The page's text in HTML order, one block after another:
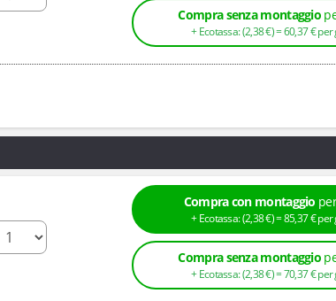
Compra senza montaggio
+ Ecotassa: (2,38€ ) =60,37€per
Compra con montaggio
+ Ecotassa: (2,38€ ) =85,37€per
Compra senza montaggio
+ Ecotassa: (2,38€ ) =70,37€per